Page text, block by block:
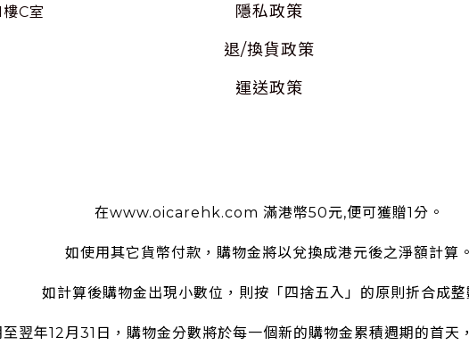
C室
隱私政策
退/換貨政策
運送政策
在www.oicarehk.com 滿港幣50元,便可獲贈1分。
如使用其它貨幣付款，購物金將以兌換成港元後之淨額計算
如計算後購物金出現小數位，則按「四捨五入」的原則折合成
翌年12月31日，購物金分數將於每一個新的購物金累積週期的首天